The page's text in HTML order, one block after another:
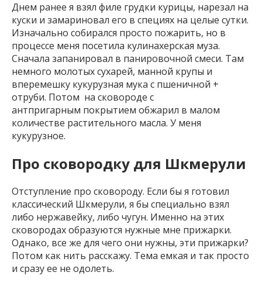
Днем ранее я взял филе грудки курицы, нарезал на
куски и замариновал его в специях на целые сутки.
Изначально собирался просто пожарить, но в
процессе меня посетила кулинахерская муза.
Сначала запанировал в панировочной смеси. Там
немного молотых сухарей, манной крупы и
вперемешку кукурузная мука с пшеничной +
отруби. Потом на сковороде с
антпригарным покрытием обжарил в малом
количестве растительного масла. У меня
кукурузное.
Про сковородку для Шкмерули
Отступление про сковороду. Если бы я готовил
классический Шкмерули, я бы специально взял
либо нержавейку, либо чугун. Именно на этих
сковородах образуются нужные мне прижарки.
Однако, все же для чего они нужны, эти прижарки?
Потом как нить расскажу. Тема емкая и так просто
и сразу ее не одолеть.